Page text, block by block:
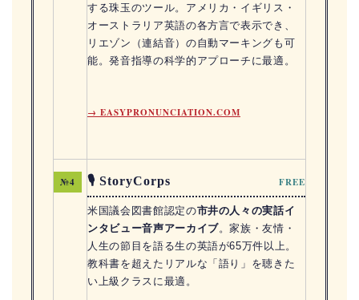
する珠玉のツール。アメリカ・イギリス・
オーストラリア英語の各方言で表示でき、
リエゾン（連結音）の自動マーキングも可
能。発音指導の科学的アプローチに最適。
→ EASYPRONUNCIATION.COM
№4 🎙 StoryCorps FREE
米国議会図書館認定の市井の人々の実話イ
ンタビュー音声アーカイブ。家族・友情・
人生の節目を語る生の英語が65万件以上。
教科書を超えたリアルな「語り」を聴きた
い上級クラスに最適。